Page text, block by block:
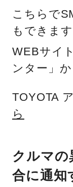
こちらで
もできます
WEBサイ
ンター」
TOYOTA
ら
クルマの
合に通知